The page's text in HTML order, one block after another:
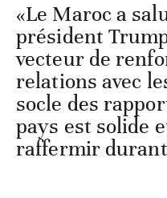
«Le Maroc a
président
vecteur de
relations avec
socle des
pays est solide
raffermir